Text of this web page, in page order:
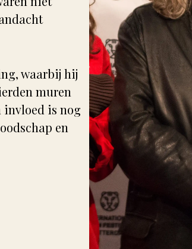
Jr
Küpper
(opland)
Vrij Nederland
Vrouwenrechten
waarbij hij
muren
invloed is nog
en